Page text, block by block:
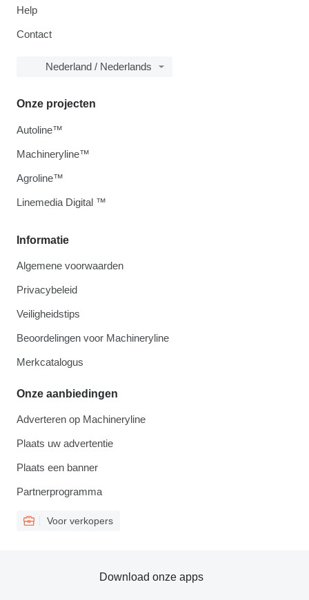
Help
Contact
Nederland / Nederlands
Informatie
Algemene voorwaarden
Privacybeleid
Veiligheidstips
Beoordelingen voor Machineryline
Merkcatalogus
Onze aanbiedingen
Adverteren op Machineryline
Plaats uw advertentie
Plaats een banner
Partnerprogramma
Voor verkopers
Onze projecten
Autoline™
Machineryline™
Agroline™
Linemedia Digital ™
Download onze apps